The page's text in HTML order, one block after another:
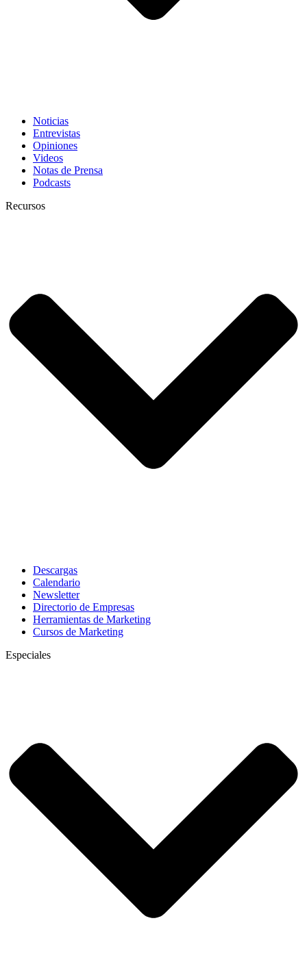
Noticias
Entrevistas
Opiniones
Videos
Notas de Prensa
Podcasts
Recursos
Descargas
Calendario
Newsletter
Directorio de Empresas
Herramientas de Marketing
Cursos de Marketing
Especiales